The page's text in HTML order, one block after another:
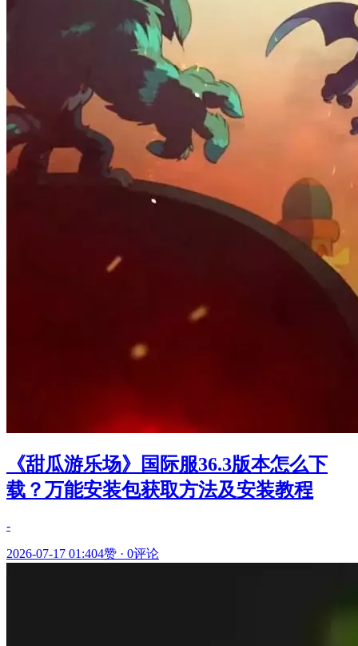
《甜瓜游乐场》国际服36.3版本怎么下
载？万能安装包获取方法及安装教程
-
2026-07-17 01:404赞 · 0评论